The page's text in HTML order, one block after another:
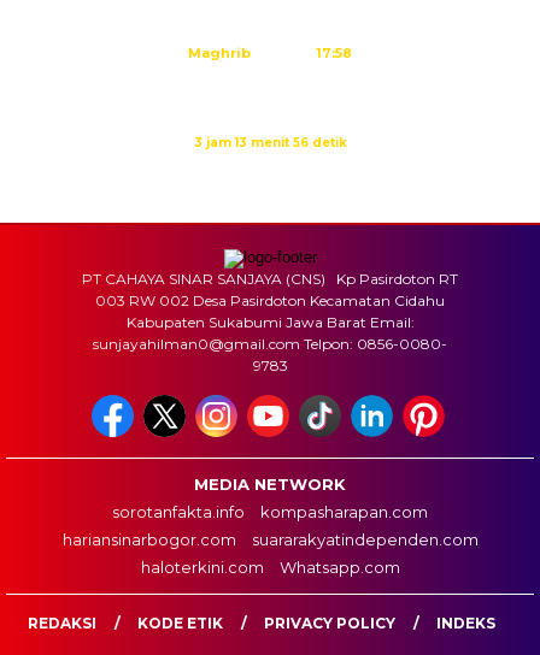
Maghrib 17:58
3 jam 13 menit 56 detik
PT CAHAYA SINAR SANJAYA (CNS) Kp Pasirdoton RT
003 RW 002 Desa Pasirdoton Kecamatan Cidahu
Kabupaten Sukabumi Jawa Barat Email:
sunjayahilman0@gmail.com Telpon: 0856-0080-
9783
MEDIA NETWORK
sorotanfakta.info
kompasharapan.com
hariansinarbogor.com
suararakyatindependen.com
haloterkini.com
Whatsapp.com
REDAKSI KODE ETIK PRIVACY POLICY INDEKS